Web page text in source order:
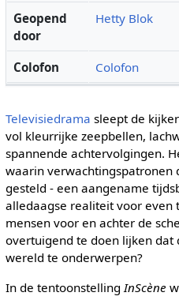
Geopend
door
Hetty Blok
Colofon Colofon
Televisiedrama sleept de
vol kleurrijke zeepbellen,
spannende achtervolgingen.
waarin verwachtingspatronen
gesteld - een aangename
alledaagse realiteit voor even
mensen voor en achter de
overtuigend te doen lijken dat
wereld te onderwerpen?
In de tentoonstelling InScène